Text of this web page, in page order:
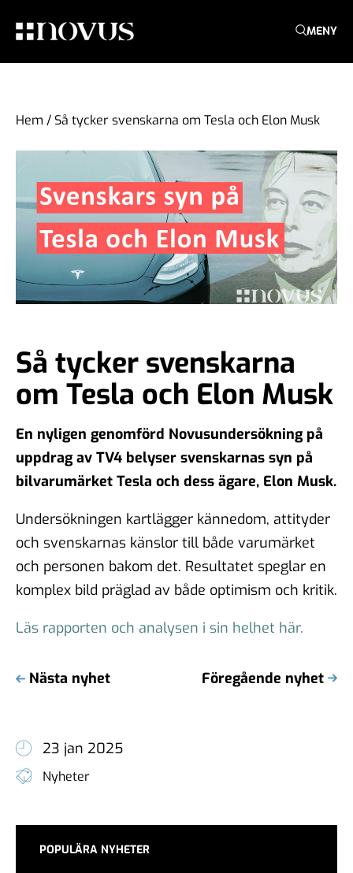
MENY
Hem / Så tycker svenskarna om Tesla och Elon Musk
Så tycker svenskarna
om Tesla och Elon Musk
En nyligen genomförd Novusundersökning på
uppdrag av TV4 belyser svenskarnas syn på
bilvarumärket Tesla och dess ägare, Elon Musk.
Undersökningen kartlägger kännedom, attityder
och svenskarnas känslor till både varumärket
och personen bakom det. Resultatet speglar en
komplex bild präglad av både optimism och kritik.
Läs rapporten och analysen i sin helhet här.
Nästa nyhet Föregående nyhet
23 jan 2025
Nyheter
POPULÄRA NYHETER